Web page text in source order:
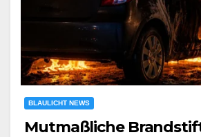
BLAULICHT NEWS
Mutmaßliche